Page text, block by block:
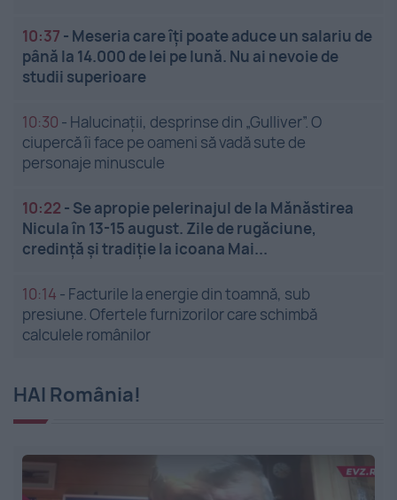
10:37 - Meseria care îți poate aduce un salariu de
până la 14.000 de lei pe lună. Nu ai nevoie de
studii superioare
10:30 - Halucinații, desprinse din „Gulliver”. O
ciupercă îi face pe oameni să vadă sute de
personaje minuscule
10:22 - Se apropie pelerinajul de la Mănăstirea
Nicula în 13-15 august. Zile de rugăciune,
credință și tradiție la icoana Mai...
10:14 - Facturile la energie din toamnă, sub
presiune. Ofertele furnizorilor care schimbă
calculele românilor
HAI România!